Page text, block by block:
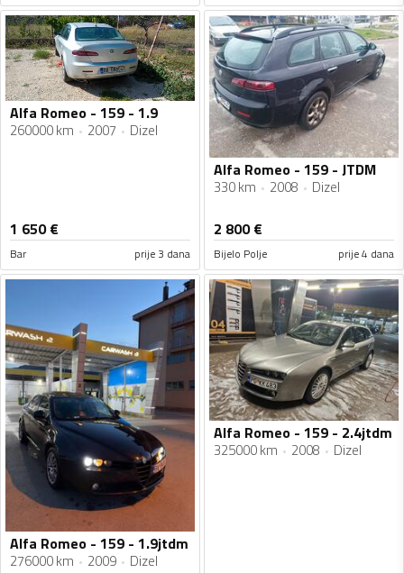
Alfa Romeo - 159 - 1.9
260000 km 2007 Dizel
1 650€
Bar prije 3 dana
Alfa Romeo - 159 - JTDM
330 km 2008 Dizel
2 800€
Bijelo Polje prije 4 dana
Alfa Romeo - 159 - 1.9jtdm
276000 km 2009 Dizel
Alfa Romeo - 159 - 2.4jtdm
325000 km 2008 Dizel